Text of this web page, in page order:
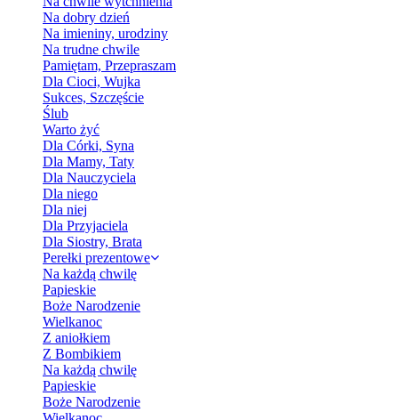
Na dobry dzień
Na imieniny, urodziny
Na trudne chwile
Pamiętam, Przepraszam
Dla Cioci, Wujka
Sukces, Szczęście
Ślub
Warto żyć
Dla Córki, Syna
Dla Mamy, Taty
Dla Nauczyciela
Dla niego
Dla niej
Dla Przyjaciela
Dla Siostry, Brata
Perełki prezentowe
Na każdą chwilę
Papieskie
Boże Narodzenie
Wielkanoc
Z aniołkiem
Z Bombikiem
Na każdą chwilę
Papieskie
Boże Narodzenie